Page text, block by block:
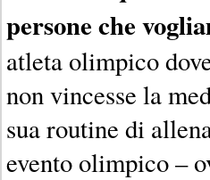
persone che
atleta olimpico
non vincesse la
sua routine di
evento olimpico –